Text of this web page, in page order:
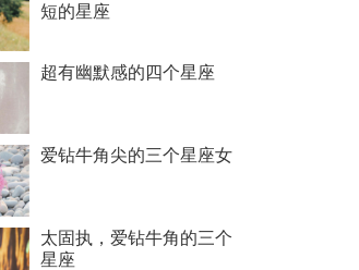
短的星座
超有幽默感的四个星座
爱钻牛角尖的三个星座女
太固执，爱钻牛角的三个
星座